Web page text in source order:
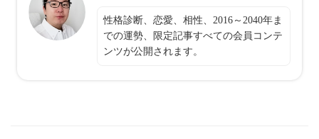
性格診断、恋愛、相性、2016～2040年ま
での運勢、限定記事すべての会員コンテ
ンツが公開されます。